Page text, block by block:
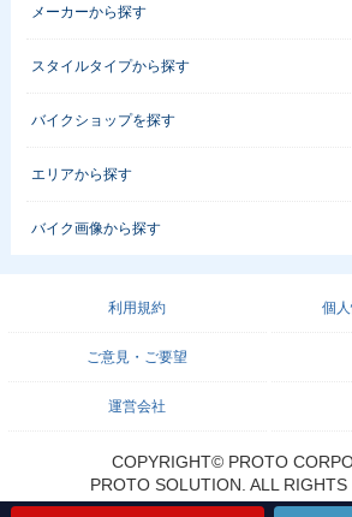
メーカーから探す
スタイルタイプから探す
バイクショップを探す
エリアから探す
バイク画像から探す
利用規約 個
ご意見・ご要望
運営会社
COPYRIGHT© PROTO
PROTO SOLUTION. ALL RIGHTS